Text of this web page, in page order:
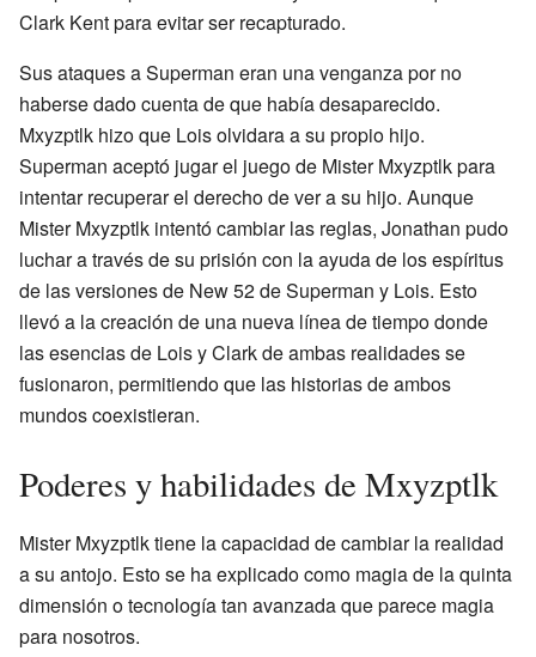
Clark Kent para evitar ser recapturado.
Sus ataques a Superman eran una venganza por no
haberse dado cuenta de que había desaparecido.
Mxyzptlk hizo que Lois olvidara a su propio hijo.
Superman aceptó jugar el juego de Mister Mxyzptlk para
intentar recuperar el derecho de ver a su hijo. Aunque
Mister Mxyzptlk intentó cambiar las reglas, Jonathan pudo
luchar a través de su prisión con la ayuda de los espíritus
de las versiones de New 52 de Superman y Lois. Esto
llevó a la creación de una nueva línea de tiempo donde
las esencias de Lois y Clark de ambas realidades se
fusionaron, permitiendo que las historias de ambos
mundos coexistieran.
Poderes y habilidades de Mxyzptlk
Mister Mxyzptlk tiene la capacidad de cambiar la realidad
a su antojo. Esto se ha explicado como magia de la quinta
dimensión o tecnología tan avanzada que parece magia
para nosotros.